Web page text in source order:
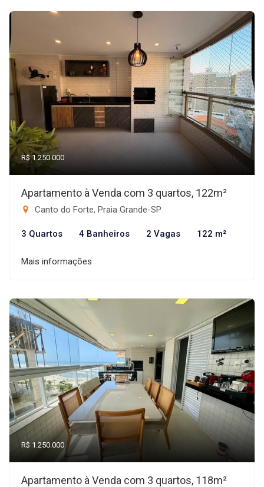
R$ 1.250.000
Apartamento à Venda com 3 quartos, 122m²
Canto do Forte, Praia Grande-SP
3 Quartos 4 Banheiros 2 Vagas 122 m²
Mais informações
R$ 1.250.000
Apartamento à Venda com 3 quartos, 118m²